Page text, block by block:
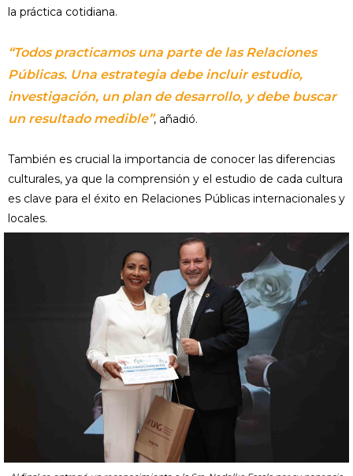
la práctica cotidiana.
“Todos practicamos una parte de las Relaciones
Públicas. Una estrategia debe incluir estudio,
investigación, un plan de desarrollo, y debe buscar
un resultado medible”, añadió.
También es crucial la importancia de conocer las diferencias
culturales, ya que la comprensión y el estudio de cada cultura
es clave para el éxito en Relaciones Públicas internacionales y
locales.